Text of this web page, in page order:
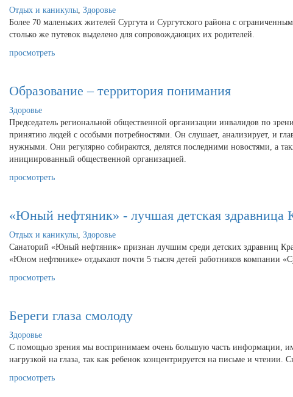
Отдых и каникулы, Здоровье
Более 70 маленьких жителей Сургута и Сургутского района с
столько же путевок выделено для сопровождающих их родителей.
просмотреть
Образование – территория понимания
Здоровье
Председатель региональной общественной организации инвалидов по
принятию людей с особыми потребностями. Он слушает, анализирует, и
нужными. Они регулярно собираются, делятся последними новостями, а
инициированный общественной организацией.
просмотреть
«Юный нефтяник» - лучшая детская здравница
Отдых и каникулы, Здоровье
Санаторий «Юный нефтяник» признан лучшим среди детских здравниц
«Юном нефтянике» отдыхают почти 5 тысяч детей работников компании
просмотреть
Береги глаза смолоду
Здоровье
С помощью зрения мы воспринимаем очень большую часть информации,
нагрузкой на глаза, так как ребенок концентрируется на письме и чтении.
просмотреть